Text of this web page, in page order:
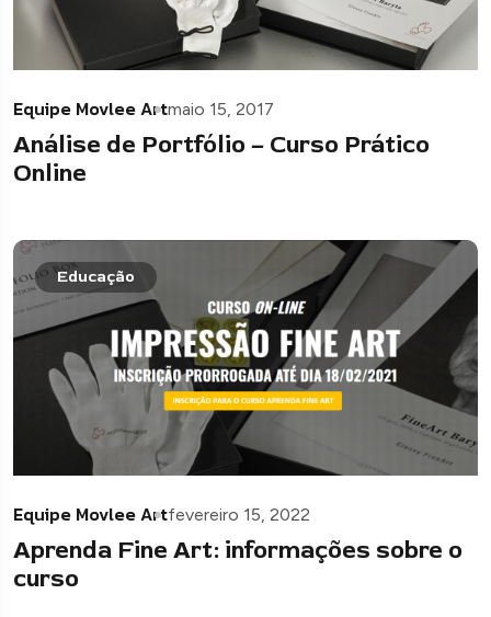
Equipe Movlee Artmaio 15, 2017
Análise de Portfólio – Curso Prático
Online
Educação
Equipe Movlee Artfevereiro 15, 2022
Aprenda Fine Art: informações sobre o
curso